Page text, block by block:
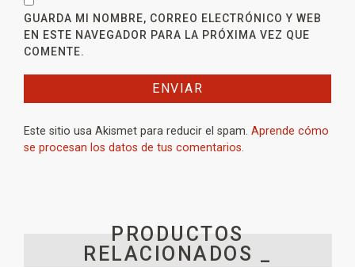
GUARDA MI NOMBRE, CORREO ELECTRÓNICO Y WEB
EN ESTE NAVEGADOR PARA LA PRÓXIMA VEZ QUE
COMENTE.
Este sitio usa Akismet para reducir el spam. Aprende cómo
se procesan los datos de tus comentarios.
PRODUCTOS
RELACIONADOS _